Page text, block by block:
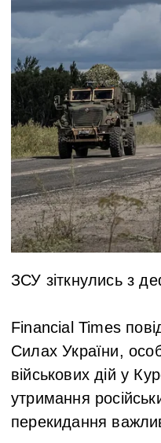
ЗСУ зіткнулись з
Financial Times
Силах України,
військових дій у
утримання
перекидання